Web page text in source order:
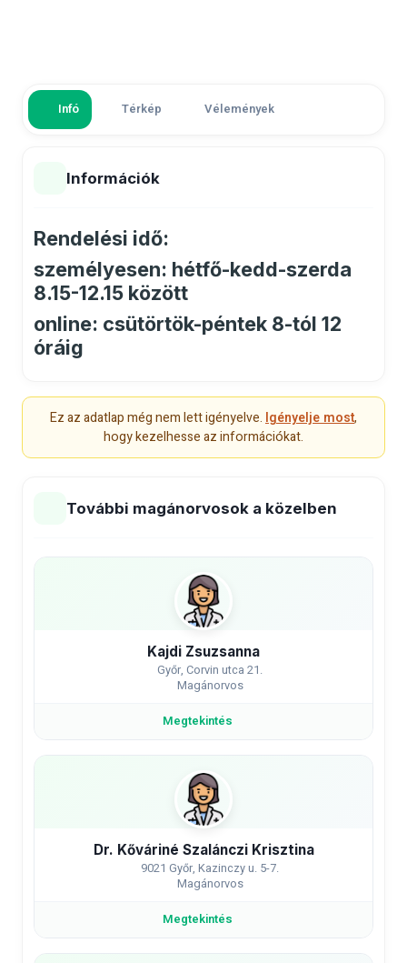
Infó Térkép Vélemények
Információk
Rendelési idő:
személyesen: hétfő-kedd-szerda
8.15-12.15 között
online: csütörtök-péntek 8-tól 12
óráig
Ez az adatlap még nem lett igényelve. Igényelje most,
hogy kezelhesse az információkat.
További magánorvosok a közelben
Kajdi Zsuzsanna
Győr, Corvin utca 21.
Magánorvos
Megtekintés
Dr. Kőváriné Szalánczi Krisztina
9021 Győr, Kazinczy u. 5-7.
Magánorvos
Megtekintés